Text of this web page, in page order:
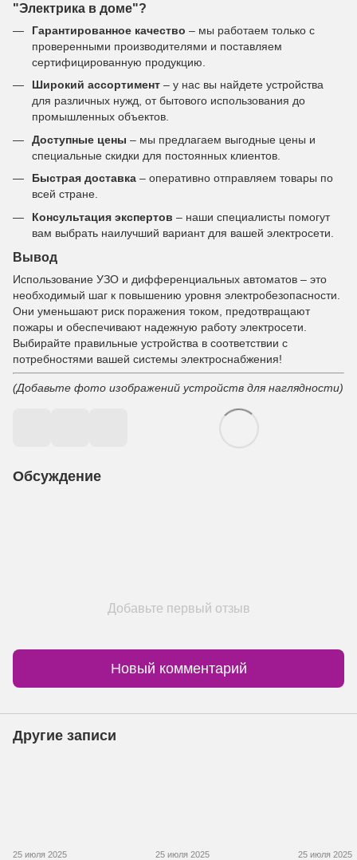
"Электрика в доме"?
Гарантированное качество – мы работаем только с
проверенными производителями и поставляем
сертифицированную продукцию.
Широкий ассортимент – у нас вы найдете устройства
для различных нужд, от бытового использования до
промышленных объектов.
Доступные цены – мы предлагаем выгодные цены и
специальные скидки для постоянных клиентов.
Быстрая доставка – оперативно отправляем товары по
всей стране.
Консультация экспертов – наши специалисты помогут
вам выбрать наилучший вариант для вашей электросети.
Вывод
Использование УЗО и дифференциальных автоматов – это
необходимый шаг к повышению уровня электробезопасности.
Они уменьшают риск поражения током, предотвращают
пожары и обеспечивают надежную работу электросети.
Выбирайте правильные устройства в соответствии с
потребностями вашей системы электроснабжения!
(Добавьте фото изображений устройств для наглядности)
Обсуждение
Добавьте первый отзыв
Новый комментарий
Другие записи
25 июля 2025 25 июля 2025 25 июля 2025